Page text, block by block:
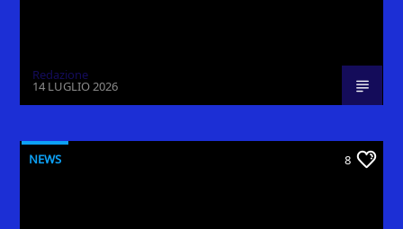
Redazione
14 LUGLIO 2026
NEWS 8